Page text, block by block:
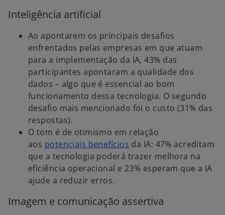
Inteligência artificial
Ao apontarem os principais desafios
enfrentados pelas empresas em que atuam
para a implementação da IA, 43% das
participantes apontaram a qualidade dos
dados – algo que é essencial ao bom
funcionamento dessa tecnologia. O segundo
desafio mais mencionado foi o custo (31% das
respostas).
O tom é de otimismo em relação
aos potenciais benefícios da IA: 47% acreditam
que a tecnologia poderá trazer melhora na
eficiência operacional e 23% esperam que a IA
ajude a reduzir erros.
Imagem e comunicação assertiva